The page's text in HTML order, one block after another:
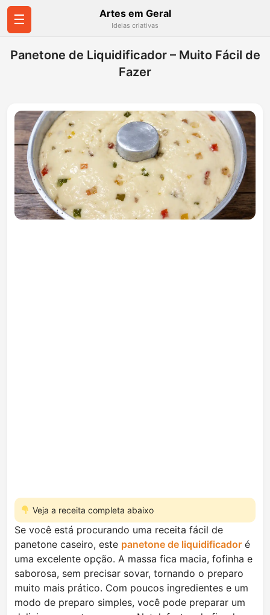
☰ Artes em Geral
Ideias criativas
Panetone de Liquidificador – Muito Fácil de
Fazer
Veja a receita completa abaixo
Se você está procurando uma receita fácil de
panetone caseiro, este panetone de liquidificador é
uma excelente opção. A massa fica macia, fofinha e
saborosa, sem precisar sovar, tornando o preparo
muito mais prático. Com poucos ingredientes e um
modo de preparo simples, você pode preparar um